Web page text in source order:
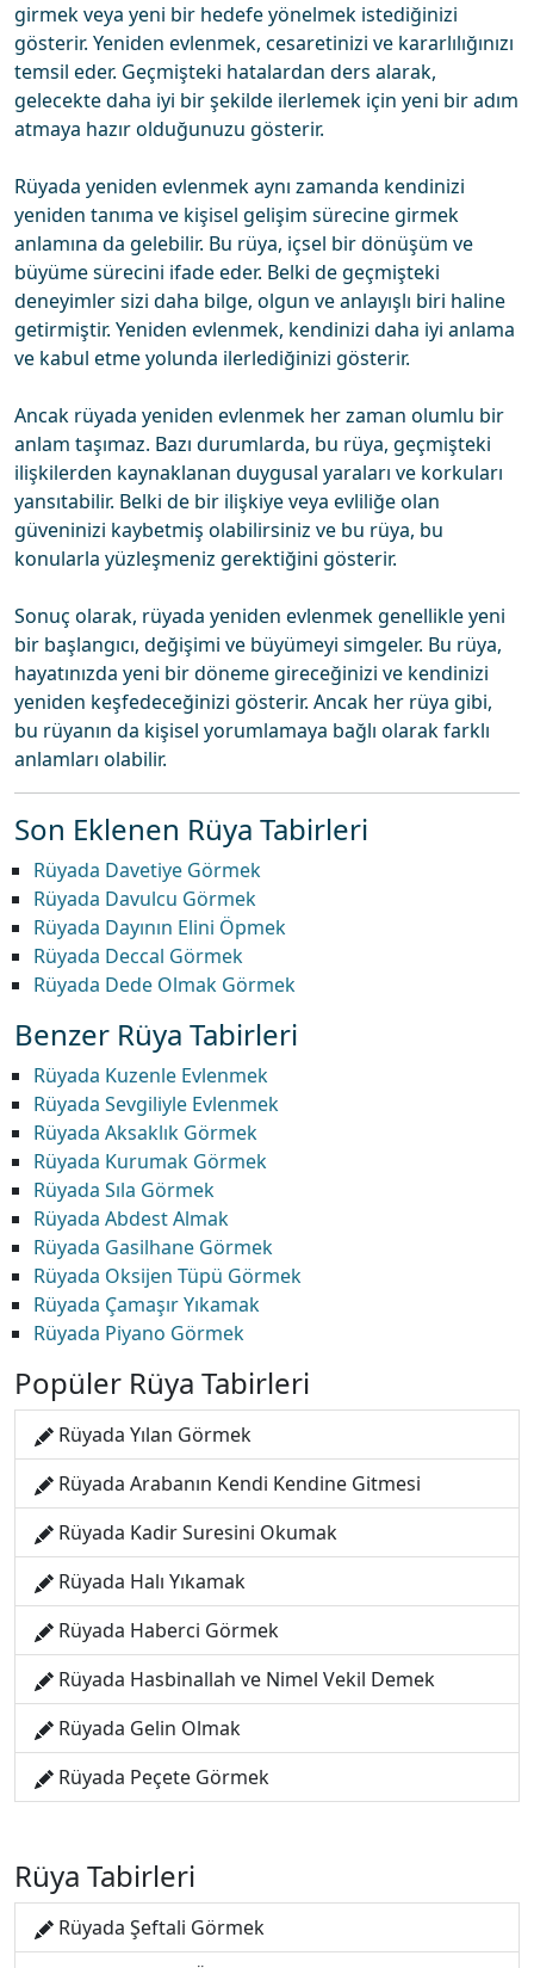
girmek veya yeni bir hedefe yönelmek istediğinizi
gösterir. Yeniden evlenmek, cesaretinizi ve kararlılığınızı
temsil eder. Geçmişteki hatalardan ders alarak,
gelecekte daha iyi bir şekilde ilerlemek için yeni bir adım
atmaya hazır olduğunuzu gösterir.
Rüyada yeniden evlenmek aynı zamanda kendinizi
yeniden tanıma ve kişisel gelişim sürecine girmek
anlamına da gelebilir. Bu rüya, içsel bir dönüşüm ve
büyüme sürecini ifade eder. Belki de geçmişteki
deneyimler sizi daha bilge, olgun ve anlayışlı biri haline
getirmiştir. Yeniden evlenmek, kendinizi daha iyi anlama
ve kabul etme yolunda ilerlediğinizi gösterir.
Ancak rüyada yeniden evlenmek her zaman olumlu bir
anlam taşımaz. Bazı durumlarda, bu rüya, geçmişteki
ilişkilerden kaynaklanan duygusal yaraları ve korkuları
yansıtabilir. Belki de bir ilişkiye veya evliliğe olan
güveninizi kaybetmiş olabilirsiniz ve bu rüya, bu
konularla yüzleşmeniz gerektiğini gösterir.
Sonuç olarak, rüyada yeniden evlenmek genellikle yeni
bir başlangıcı, değişimi ve büyümeyi simgeler. Bu rüya,
hayatınızda yeni bir döneme gireceğinizi ve kendinizi
yeniden keşfedeceğinizi gösterir. Ancak her rüya gibi,
bu rüyanın da kişisel yorumlamaya bağlı olarak farklı
anlamları olabilir.
Son Eklenen Rüya Tabirleri
Rüyada Davetiye Görmek
Rüyada Davulcu Görmek
Rüyada Dayının Elini Öpmek
Rüyada Deccal Görmek
Rüyada Dede Olmak Görmek
Benzer Rüya Tabirleri
Rüyada Kuzenle Evlenmek
Rüyada Sevgiliyle Evlenmek
Rüyada Aksaklık Görmek
Rüyada Kurumak Görmek
Rüyada Sıla Görmek
Rüyada Abdest Almak
Rüyada Gasilhane Görmek
Rüyada Oksijen Tüpü Görmek
Rüyada Çamaşır Yıkamak
Rüyada Piyano Görmek
Popüler Rüya Tabirleri
Rüyada Yılan Görmek
Rüyada Arabanın Kendi Kendine Gitmesi
Rüyada Kadir Suresini Okumak
Rüyada Halı Yıkamak
Rüyada Haberci Görmek
Rüyada Hasbinallah ve Nimel Vekil Demek
Rüyada Gelin Olmak
Rüyada Peçete Görmek
Rüya Tabirleri
Rüyada Şeftali Görmek